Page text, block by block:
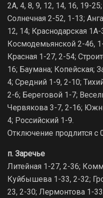
2А, 4, 8, 9, 12, 14, 16, 19-
Солнечная 2-52, 1-13;
12, 14; Краснодарская
Космодемьянской 2-46,
Красная 1-27, 2-54;
16; Баумана; Копейская;
4; Средний 1-9, 2-10;
2-6; Береговой 1-7;
Червякова 3-7, 2-16;
4; Российский 1-9.
Отключение продлится с
п. Заречье
Литейная 1-27, 2-36;
Куйбышева 1-33, 2-32;
23, 2-30; Лермонтова 1-